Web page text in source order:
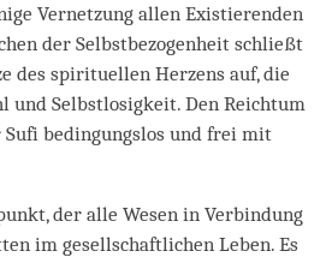
Vernetzung allen Existierenden
der Selbstbezogenheit schließt
des spirituellen Herzens auf, die
und Selbstlosigkeit. Den Reichtum
bedingungslos und frei mit
der alle Wesen in Verbindung
im gesellschaftlichen Leben. Es